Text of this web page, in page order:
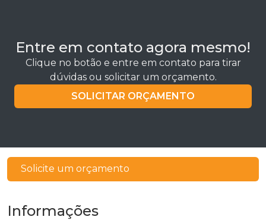
Entre em contato agora mesmo!
Clique no botão e entre em contato para tirar
dúvidas ou solicitar um orçamento.
SOLICITAR ORÇAMENTO
Solicite um orçamento
Informações